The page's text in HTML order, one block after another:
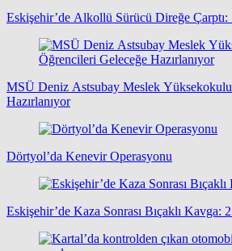
Eskişehir’de Alkollü Sürücü Direğe Çarptı:
MSÜ Deniz Astsubay Meslek
Hazırlanıyor
Dörtyol’da Kenevir Operasyonu
Eskişehir’de Kaza Sonrası Bıçaklı Kavga: 2